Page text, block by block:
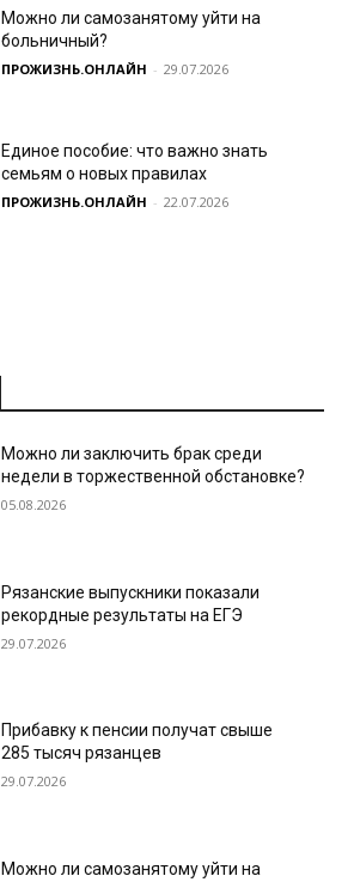
Можно ли самозанятому уйти на
больничный?
ПРОЖИЗНЬ.ОНЛАЙН - 29.07.2026
Единое пособие: что важно знать
семьям о новых правилах
ПРОЖИЗНЬ.ОНЛАЙН - 22.07.2026
Можно ли заключить брак среди
недели в торжественной обстановке?
05.08.2026
Рязанские выпускники показали
рекордные результаты на ЕГЭ
29.07.2026
Прибавку к пенсии получат свыше
285 тысяч рязанцев
29.07.2026
Можно ли самозанятому уйти на